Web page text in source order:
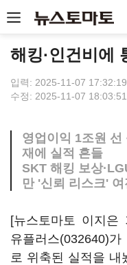
해킹·인건비에
입력: 2025-11-07 17:32:19
수정: 2025-11-07 18:03:51
영업이익 1조원
재에 실적 흔들
SKT 해킹 보상
만 '신뢰 리스크' 여
[뉴스토마토 이지은
유플러스(032640)가
로 위축된 실적을 내